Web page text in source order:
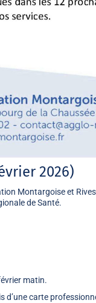
2026)
Montargoise et
de Santé.
matin.
d’une carte